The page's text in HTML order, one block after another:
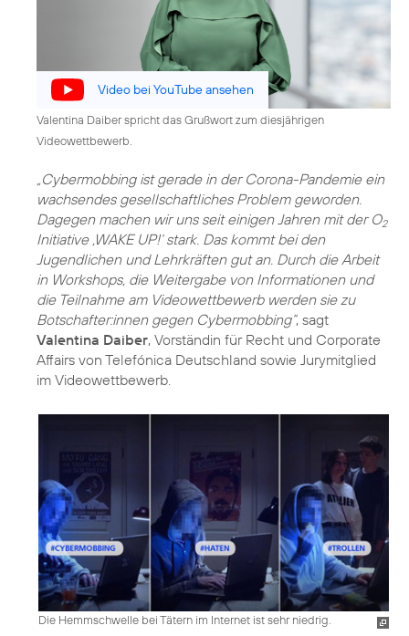
Video bei YouTube ansehen
Valentina Daiber spricht das Grußwort zum diesjährigen
Videowettbewerb.
„Cybermobbing ist gerade in der Corona-Pandemie ein
wachsendes gesellschaftliches Problem geworden.
Dagegen machen wir uns seit einigen Jahren mit der O2
Initiative ‚WAKE UP!‘ stark. Das kommt bei den
Jugendlichen und Lehrkräften gut an. Durch die Arbeit
in Workshops, die Weitergabe von Informationen und
die Teilnahme am Videowettbewerb werden sie zu
Botschafter:innen gegen Cybermobbing“, sagt
Valentina Daiber, Vorständin für Recht und Corporate
Affairs von Telefónica Deutschland sowie Jurymitglied
im Videowettbewerb.
Die Hemmschwelle bei Tätern im Internet ist sehr niedrig.